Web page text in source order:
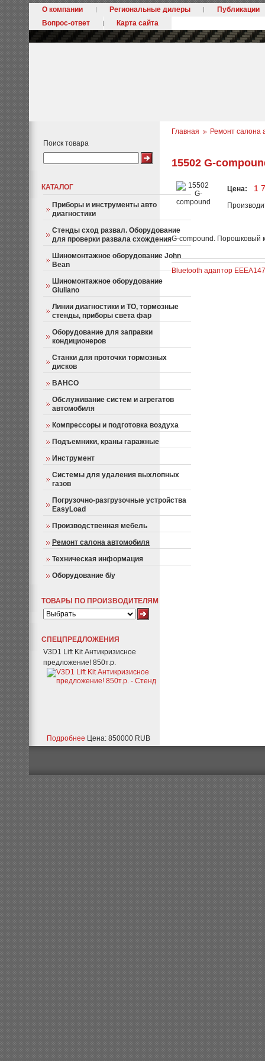
О компании Региональные дилеры
Публикации
Вопрос-ответ
Карта сайта
Поиск товара
КАТАЛОГ
Приборы и инструменты авто
диагностики
Стенды сход развал. Оборудование
для проверки развала схождения
Шиномонтажное оборудование John
Bean
Шиномонтажное оборудование
Giuliano
Линии диагностики и ТО, тормозные
стенды, приборы света фар
Оборудование для заправки
кондиционеров
Станки для проточки тормозных
дисков
BAHCO
Обслуживание систем и агрегатов
автомобиля
Компрессоры и подготовка воздуха
Подъемники, краны гаражные
Инструмент
Системы для удаления выхлопных
газов
Погрузочно-разгрузочные устройства
EasyLoad
Производственная мебель
Ремонт салона автомобиля
Техническая информация
Оборудование б/у
ТОВАРЫ ПО ПРОИЗВОДИТЕЛЯМ
СПЕЦПРЕДЛОЖЕНИЯ
V3D1 Lift Kit Антикризисное
предложение! 850т.р.
Подробнее Цена: 850000 RUB
Главная Ремонт салона
15502 G-
Цена: 1
G-compound. Порошковый
Bluetooth адаптор